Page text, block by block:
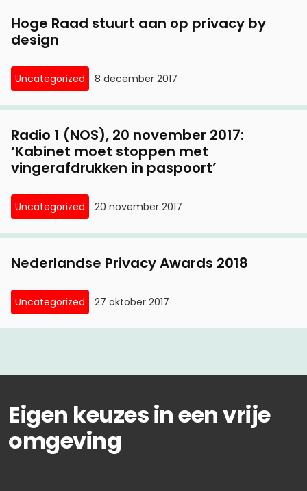
Hoge Raad stuurt aan op privacy by
design
Uncategorized 8 december 2017
Radio 1 (NOS), 20 november 2017:
‘Kabinet moet stoppen met
vingerafdrukken in paspoort’
Uncategorized 20 november 2017
Nederlandse Privacy Awards 2018
Uncategorized 27 oktober 2017
Eigen keuzes in een vrije
omgeving